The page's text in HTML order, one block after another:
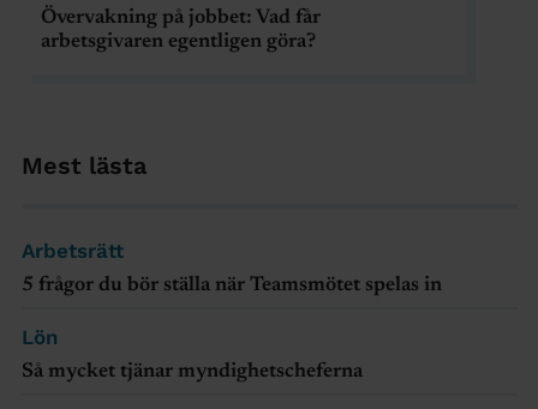
Mest lästa
Arbetsrätt
5 frågor du bör ställa när Teamsmötet spelas in
Lön
Så mycket tjänar myndighetscheferna
Övervakning på jobbet: Vad får
arbetsgivaren egentligen göra?